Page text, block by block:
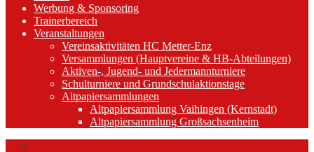
Werbung & Sponsoring
Trainerbereich
Veranstaltungen
Vereinsaktivitäten HC Metter-Enz
Versammlungen (Hauptvereine & HB-Abteilungen)
Aktiven-, Jugend- und Jedermannturniere
Schulturniere und Grundschulaktionstage
Altpapiersammlungen
Altpapiersammlung Vaihingen (Kernstadt)
Altpapiersammlung Großsachsenheim